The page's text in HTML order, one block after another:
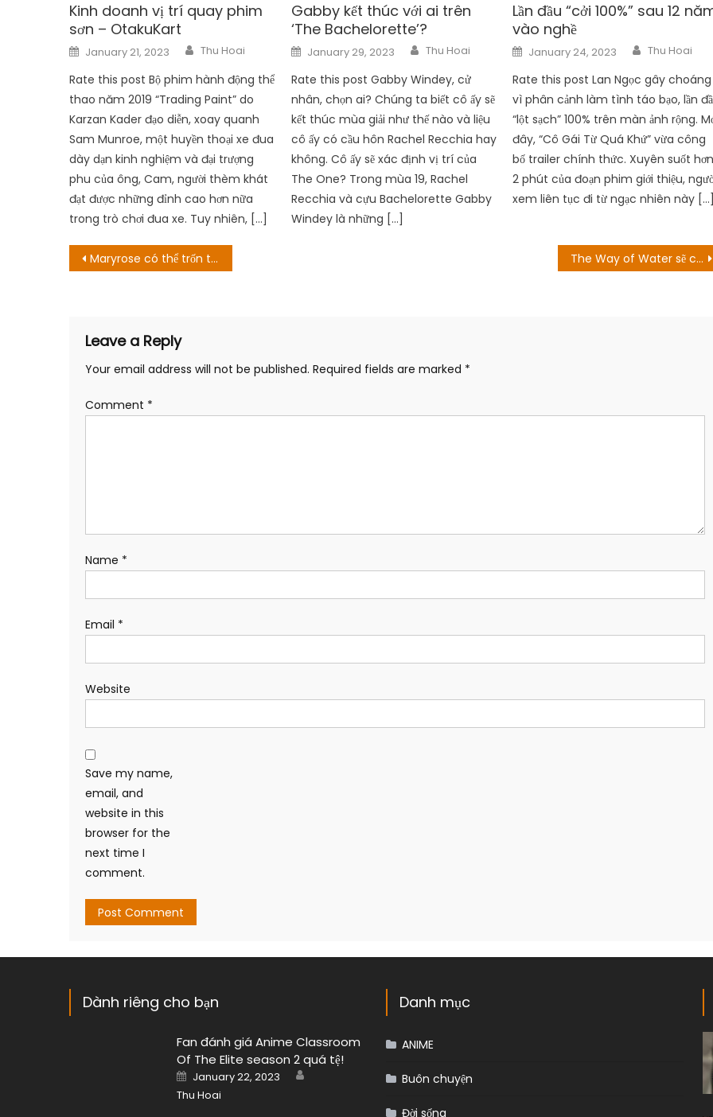
Kinh doanh vị trí quay phim
sơn – OtakuKart
Posted
on
January 21, 2023 Author
Thu Hoai
Rate this post Bộ phim hành động thể
thao năm 2019 “Trading Paint” do
Karzan Kader đạo diễn, xoay quanh
Sam Munroe, một huyền thoại xe đua
dày dạn kinh nghiệm và đại trượng
phu của ông, Cam, người thèm khát
đạt được những đỉnh cao hơn nữa
trong trò chơi đua xe. Tuy nhiên, […]
Gabby kết thúc với ai trên
‘The Bachelorette’?
Posted
on
January 29, 2023 Author
Thu Hoai
Rate this post Gabby Windey, cử
nhân, chọn ai? Chúng ta biết cô ấy sẽ
kết thúc mùa giải như thế nào và liệu
cô ấy có cầu hôn Rachel Recchia hay
không. Cô ấy sẽ xác định vị trí của
The One? Trong mùa 19, Rachel
Recchia và cựu Bachelorette Gabby
Windey là những […]
Lần đầu “cởi 100%” sau 12
vào nghề
Posted
on
January 24, 2023 Author
Thu Hoai
Rate this post Lan Ngọc gây choáng
vì phân cảnh làm tình táo bạo, lần
“lột sạch” 100% trên màn ảnh rộng.
đây, “Cô Gái Từ Quá Khứ” vừa công
bố trailer chính thức. Xuyên suốt
2 phút của đoạn phim giới thiệu,
xem liên tục đi từ ngạc nhiên này
Post
Maryrose có thể trốn thoát không? Ngày phát hành và hơn thế nữa! The Way of Water sẽ có thời lượng ‘siêu khủng’ lên tới gần 3 tiếng
Leave a Reply
Your email address will not be published. Required fields are marked *
Comment *
Name *
Email *
Website
Save my name,
email, and
website in this
browser for the
next time I
comment.
Dành riêng cho bạn
Fan đánh giá Anime Classroom
Of The Elite season 2 quá tệ!
Posted
on
January 22, 2023 Author
Thu Hoai
Danh mục
ANIME
Buôn chuyện
Đời sống